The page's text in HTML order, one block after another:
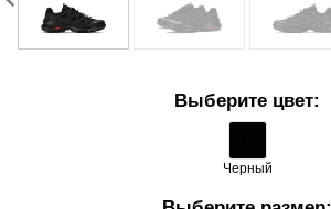
Выберите цвет:
Черный